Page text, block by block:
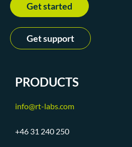
Get started
Get support
PRODUCTS
info@rt-labs.com
+46 31 240 250